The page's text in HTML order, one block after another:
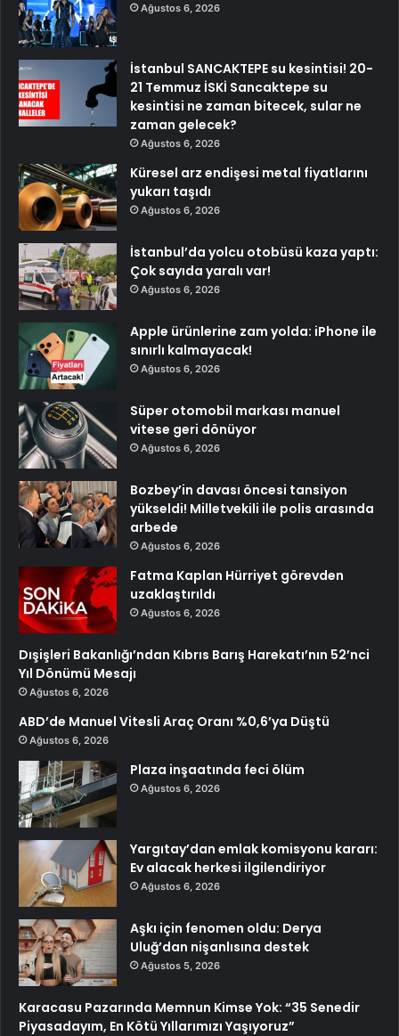
Ağustos 6, 2026
İstanbul SANCAKTEPE su kesintisi! 20-
21 Temmuz İSKİ Sancaktepe su
kesintisi ne zaman bitecek, sular ne
zaman gelecek?
Ağustos 6, 2026
Küresel arz endişesi metal fiyatlarını
yukarı taşıdı
Ağustos 6, 2026
İstanbul’da yolcu otobüsü kaza yaptı:
Çok sayıda yaralı var!
Ağustos 6, 2026
Apple ürünlerine zam yolda: iPhone ile
sınırlı kalmayacak!
Ağustos 6, 2026
Süper otomobil markası manuel
vitese geri dönüyor
Ağustos 6, 2026
Bozbey’in davası öncesi tansiyon
yükseldi! Milletvekili ile polis arasında
arbede
Ağustos 6, 2026
Fatma Kaplan Hürriyet görevden
uzaklaştırıldı
Ağustos 6, 2026
Dışişleri Bakanlığı’ndan Kıbrıs Barış Harekatı’nın 52’nci
Yıl Dönümü Mesajı
Ağustos 6, 2026
ABD’de Manuel Vitesli Araç Oranı %0,6’ya Düştü
Ağustos 6, 2026
Plaza inşaatında feci ölüm
Ağustos 6, 2026
Yargıtay’dan emlak komisyonu kararı:
Ev alacak herkesi ilgilendiriyor
Ağustos 6, 2026
Aşkı için fenomen oldu: Derya
Uluğ’dan nişanlısına destek
Ağustos 5, 2026
Karacasu Pazarında Memnun Kimse Yok: “35 Senedir
Piyasadayım, En Kötü Yıllarımızı Yaşıyoruz”